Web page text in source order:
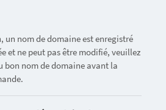
un nom de domaine est enregistré
et ne peut pas être modifié, veuillez
bon nom de domaine avant la